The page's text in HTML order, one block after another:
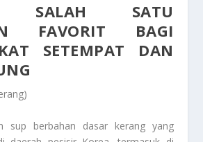
SALAH SATU
FAVORIT BAGI
SETEMPAT DAN
sup berbahan dasar kerang yang